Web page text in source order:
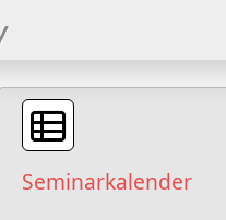
Seminarkalender